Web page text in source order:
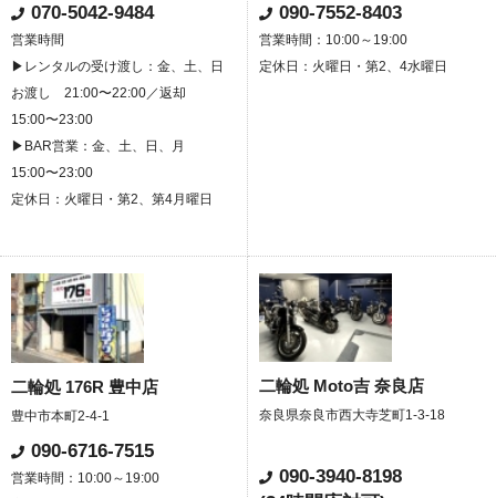
070-5042-9484
営業時間
▶レンタルの受け渡し：金、土、日
お渡し 21:00〜22:00／返却
15:00〜23:00
▶BAR営業：金、土、日、月
15:00〜23:00
定休日：火曜日・第2、第4月曜日
090-7552-8403
営業時間：10:00～19:00
定休日：火曜日・第2、4水曜日
二輪処 176R 豊中店
豊中市本町2-4-1
090-6716-7515
営業時間：10:00～19:00
二輪処 Moto吉 奈良店
奈良県奈良市西大寺芝町1-3-18
090-3940-8198